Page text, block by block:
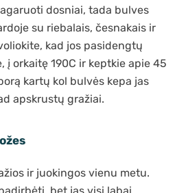
dosniai, tada bulves
su riebalais, česnakais ir
kad jos pasidengtų
į orkaitę 190C ir keptkie apie 45
kartų kol bulvės kepa jas
apskrustų gražiai.
ir juokingos vienu metu.